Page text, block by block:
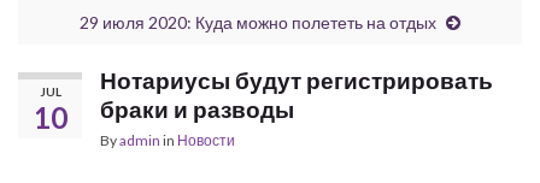
29 июля 2020: Куда можно полететь на отдых
JUL
10
Нотариусы будут регистрировать
браки и разводы
Byadmin in Новости